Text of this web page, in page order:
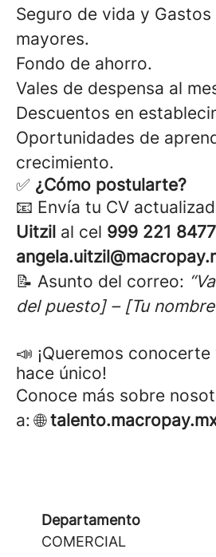
Seguro de vida y
mayores.
Fondo de ahorro.
Vales de despensa al
Descuentos en
Oportunidades de
crecimiento.
✅ ¿Cómo postularte?
📧 Envía tu CV
Uitzil al cel 999 221 8477
📝 Asunto del correo:
del puesto] – [Tu
📣 ¡Queremos
hace único!
Conoce más sobre
a: 🌐
Departamento
COMERCIAL